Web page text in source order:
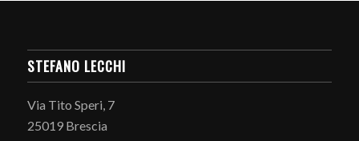
STEFANO LECCHI
Via Tito Speri, 7
25019 Brescia